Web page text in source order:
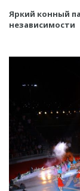
Яркий конный
независимости